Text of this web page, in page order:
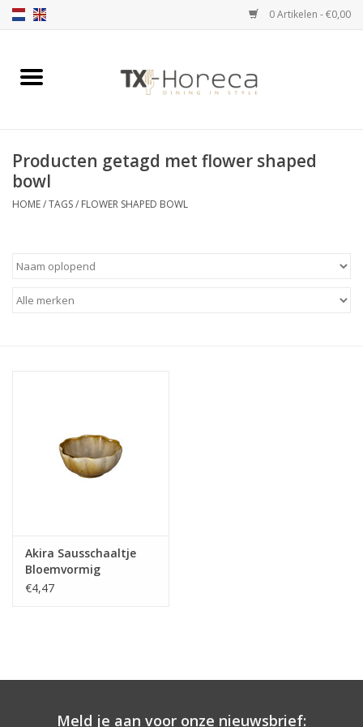
0 Artikelen - €0,00
Home
Catalogi
Merken
Contact
Producten getagd met flower shaped
bowl
HOME/TAGS/ FLOWER SHAPED BOWL
Akira Sausschaaltje
Bloemvormig
7.2x7.2x3.3cm 50ml
€4,47
Meld je aan voor onze nieuwsbrief: